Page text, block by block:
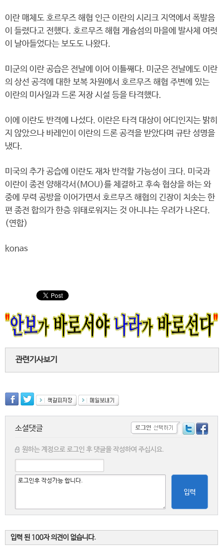
이란 매체도 호르무즈 해협 인근 이란의 시리크 지역에서 폭발음
이 들렸다고 전했다. 호르무즈 해협 게슘섬의 마을에 발사체 여럿
이 날아들었다는 보도도 나왔다.
미군의 이란 공습은 전날에 이어 이틀째다. 미군은 전날에도 이란
의 상선 공격에 대한 보복 차원에서 호르무즈 해협 주변에 있는
이란의 미사일과 드론 저장 시설 등을 타격했다.
이에 이란도 반격에 나섰다. 이란은 타격 대상이 어디인지는 밝히
지 않았으나 바레인이 이란의 드론 공격을 받았다며 규탄 성명을
냈다.
미국의 추가 공습에 이란도 재차 반격할 가능성이 크다. 미국과
이란이 종전 양해각서(MOU)를 체결하고 후속 협상을 하는 와
중에 무력 공방을 이어가면서 호르무즈 해협의 긴장이 치솟는 한
편 종전 합의가 한층 위태로워지는 것 아니냐는 우려가 나온다.
(연합)
konas
관련기사보기
소셜댓글
원하는 계정으로 로그인 후 댓글을 작성하여 주십시요.
입력
입력 된 100자 의견이 없습니다.